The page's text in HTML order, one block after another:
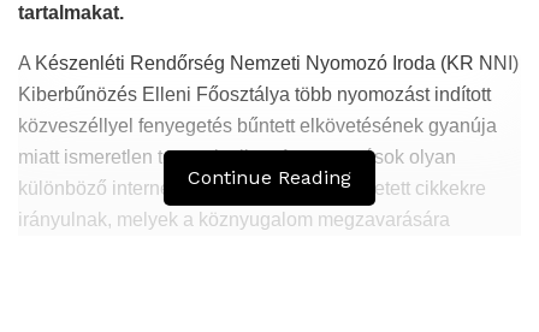
tartalmakat.
A Készenléti Rendőrség Nemzeti Nyomozó Iroda (KR NNI)
Kiberbűnözés Elleni Főosztálya több nyomozást indított
közveszéllyel fenyegetés bűntett elkövetésének gyanúja
miatt ismeretlen tettesek ellen. A nyomozások olyan
különböző internetes oldalakon megjelentetett cikkekre
irányulnak, melyek a köznyugalom megzavarására
Continue Reading